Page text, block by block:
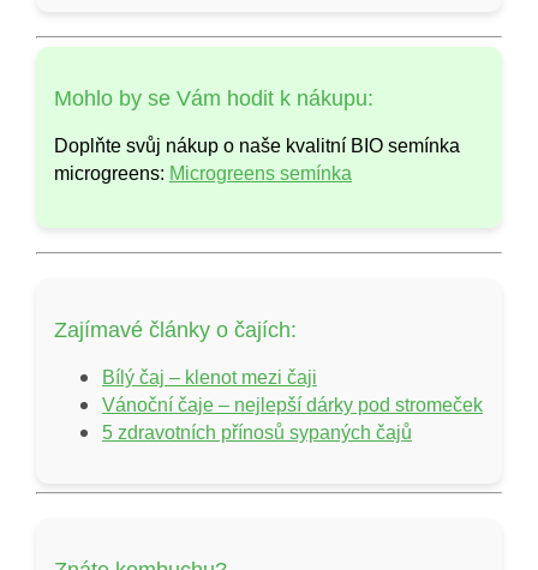
Mohlo by se Vám hodit k nákupu:
Doplňte svůj nákup o naše kvalitní BIO semínka
microgreens: Microgreens semínka
Zajímavé články o čajích:
Bílý čaj – klenot mezi čaji
Vánoční čaje – nejlepší dárky pod stromeček
5 zdravotních přínosů sypaných čajů